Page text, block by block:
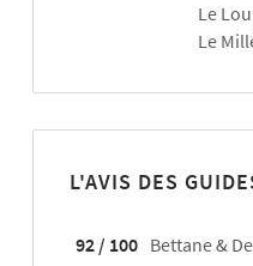
Le
Le
L'AVIS DES
92 / 100 Bettane &